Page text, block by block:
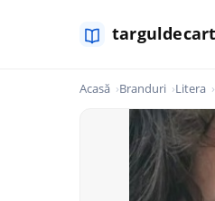
Acasă Branduri Litera